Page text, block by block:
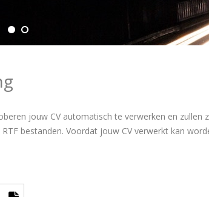
jouw CV automatisch te verwerken en zullen
bestanden. Voordat jouw CV verwerkt kan